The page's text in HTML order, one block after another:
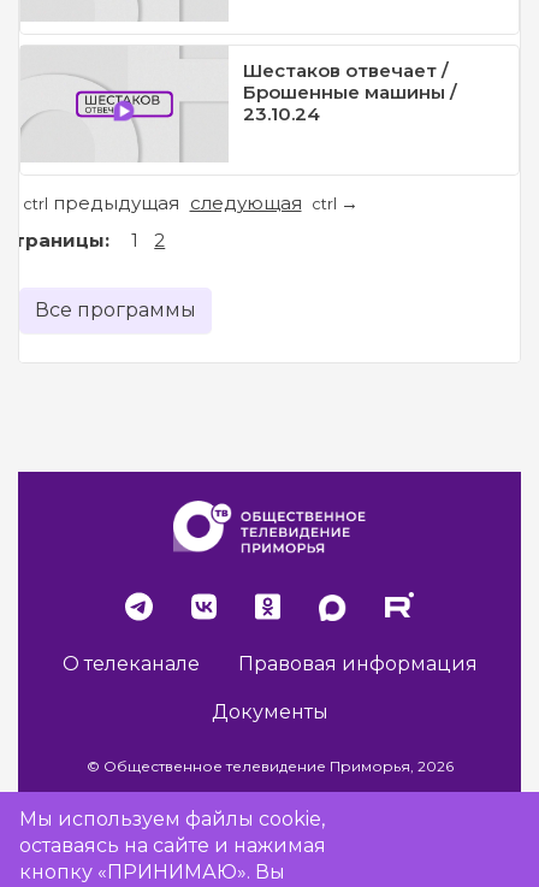
Шестаков отвечает /
Брошенные машины /
23.10.24
ctrl предыдущая следующая ctrl →
Страницы: 1 2
Все программы
О телеканале Правовая информация
Документы
© Общественное телевидение Приморья, 2026
Разработка сайта -Vladweb
Мы используем файлы cookie,
оставаясь на сайте и нажимая
кнопку «ПРИНИМАЮ». Вы